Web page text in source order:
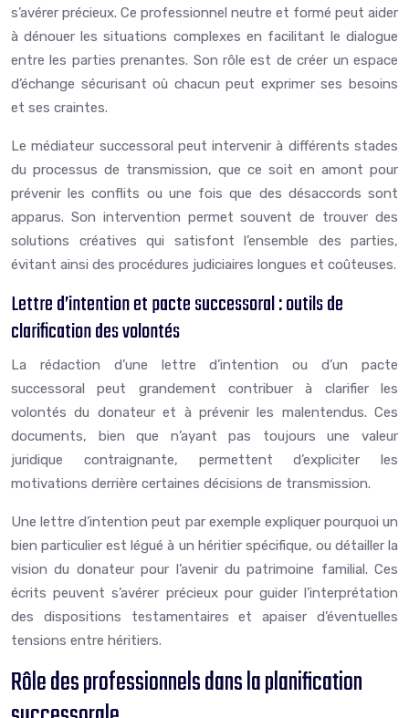
s’avérer précieux. Ce professionnel neutre et formé peut aider
à dénouer les situations complexes en facilitant le dialogue
entre les parties prenantes. Son rôle est de créer un espace
d’échange sécurisant où chacun peut exprimer ses besoins
et ses craintes.
Le médiateur successoral peut intervenir à différents stades
du processus de transmission, que ce soit en amont pour
prévenir les conflits ou une fois que des désaccords sont
apparus. Son intervention permet souvent de trouver des
solutions créatives qui satisfont l’ensemble des parties,
évitant ainsi des procédures judiciaires longues et coûteuses.
Lettre d’intention et pacte successoral : outils de
clarification des volontés
La rédaction d’une lettre d’intention ou d’un pacte
successoral peut grandement contribuer à clarifier les
volontés du donateur et à prévenir les malentendus. Ces
documents, bien que n’ayant pas toujours une valeur
juridique contraignante, permettent d’expliciter les
motivations derrière certaines décisions de transmission.
Une lettre d’intention peut par exemple expliquer pourquoi un
bien particulier est légué à un héritier spécifique, ou détailler la
vision du donateur pour l’avenir du patrimoine familial. Ces
écrits peuvent s’avérer précieux pour guider l’interprétation
des dispositions testamentaires et apaiser d’éventuelles
tensions entre héritiers.
Rôle des professionnels dans la planification